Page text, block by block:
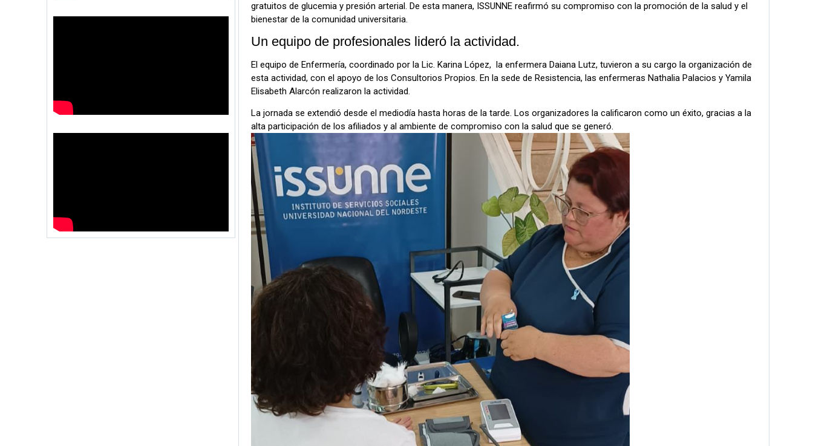
gratuitos de glucemia y presión arterial. De esta manera, ISSUNNE reafirmó su compromiso con la promoción de la salud y el
bienestar de la comunidad universitaria.
Un equipo de profesionales lideró la actividad.
El equipo de Enfermería, coordinado por la Lic. Karina López, la enfermera Daiana Lutz, tuvieron a su cargo la organización de
esta actividad, con el apoyo de los Consultorios Propios. En la sede de Resistencia, las enfermeras Nathalia Palacios y Yamila
Elisabeth Alarcón realizaron la actividad.
La jornada se extendió desde el mediodía hasta horas de la tarde. Los organizadores la calificaron como un éxito, gracias a la
alta participación de los afiliados y al ambiente de compromiso con la salud que se generó.